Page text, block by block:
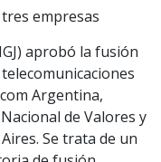
aprobó la fusión
Argentina,
de Valores y
Se trata de un